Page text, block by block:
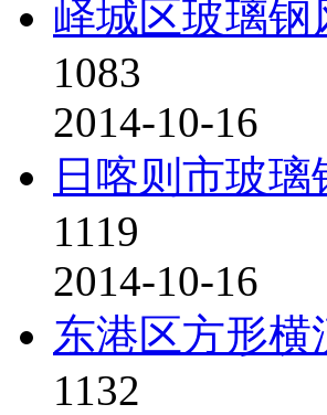
峄城区玻璃钢
1083
2014-10-16
日喀则市玻
1119
2014-10-16
东港区方形横
1132